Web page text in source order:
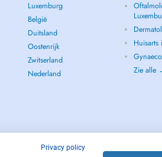
Luxemburg
België
Duitsland
Oostenrijk
Zwitserland
Nederland
Huisarts
Zie alle
Privacy policy